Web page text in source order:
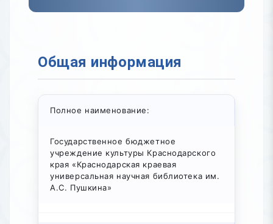
Общая информация
Полное наименование:
Государственное бюджетное
учреждение культуры Краснодарского
края «Краснодарская краевая
универсальная научная библиотека им.
А.С. Пушкина»